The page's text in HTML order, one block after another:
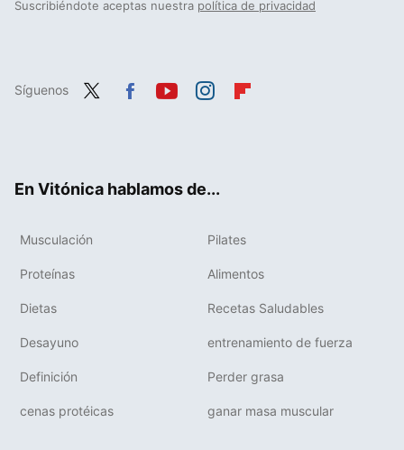
Suscribiéndote aceptas nuestra política de privacidad
Síguenos
En Vitónica hablamos de...
Musculación Pilates
Proteínas Alimentos
Dietas Recetas Saludables
Desayuno entrenamiento de fuerza
Definición Perder grasa
cenas protéicas ganar masa muscular